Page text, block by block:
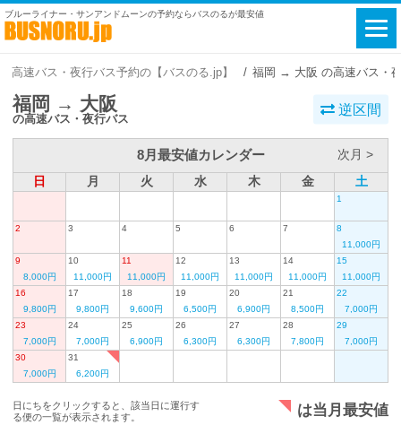
ブルーライナー・サンアンドムーンの予約ならバスのるが最安値
高速バス・夜行バス予約の【バスのる.jp】 福岡 → 大阪 の高速バス・
福岡 → 大阪
の高速バス・夜行バス
逆区間
8月最安値カレンダー
次月 >
日
月 火 水 木 金 土
1
2 3 4 5 6 7
8
11,000円
9
8,000円
10
11,000円
11
11,000円
12
11,000円
13
11,000円
14
11,000円
15
11,000円
16
9,800円
17
9,800円
18
9,600円
19
6,500円
20
6,900円
21
8,500円
22
7,000円
23
7,000円
24
7,000円
25
6,900円
26
6,300円
27
6,300円
28
7,800円
29
7,000円
30
7,000円
31
6,200円
日にちをクリックすると、該当日に運行す
る便の一覧が表示されます。
は当月最安値